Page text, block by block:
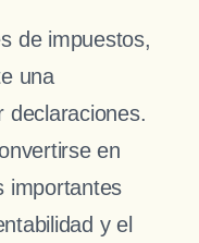
de impuestos,
una
declaraciones.
en
importantes
y el